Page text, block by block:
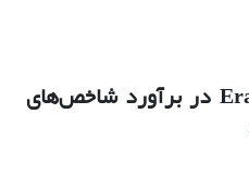
ارزیابی داده‌های Era5-land در برآورد شاخص‌های